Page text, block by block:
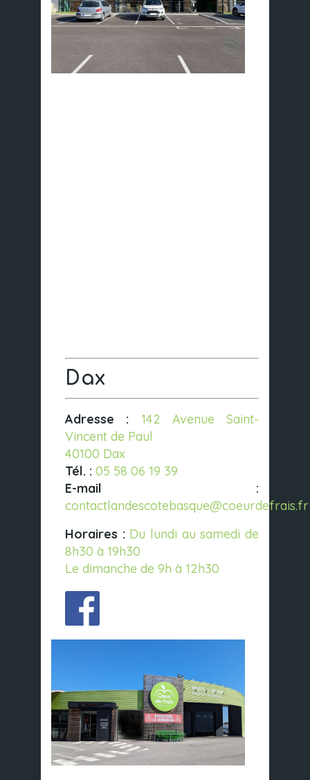
Dax
Adresse :
142 Avenue Saint-
Vincent de Paul
40100 Dax
Tél. : 05 58 06 19 39
E-mail :
contactlandescotebasque@coeurdefrais.fr
Horaires : Du lundi au samedi de
8h30 à 19h30
Le dimanche de 9h à 12h30